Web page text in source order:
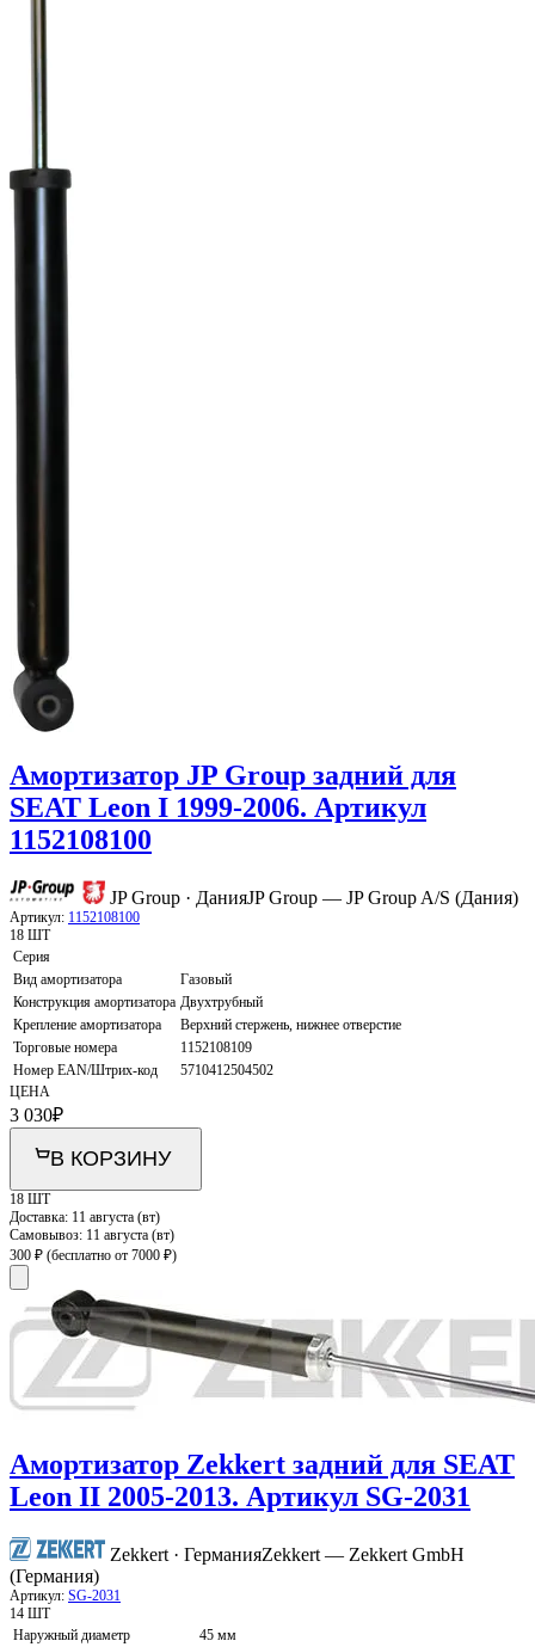
Амортизатор JP Group задний для
SEAT Leon I 1999-2006. Артикул
1152108100
JP Group · ДанияJP Group — JP Group A/S (Дания)
Артикул: 1152108100
18 ШТ
Серия
Вид амортизатора
Газовый
Конструкция амортизатора Двухтрубный
Крепление амортизатора
Верхний стержень, нижнее отверстие
Торговые номера
1152108109
Номер EAN/Штрих-код
5710412504502
ЦЕНА
3 030₽
В КОРЗИНУ
18 ШТ
Доставка: 11 августа (вт)
Самовывоз: 11 августа (вт)
300 ₽ (бесплатно от 7000 ₽)
Амортизатор Zekkert задний для SEAT
Leon II 2005-2013. Артикул SG-2031
Zekkert · ГерманияZekkert — Zekkert GmbH
(Германия)
Артикул: SG-2031
14 ШТ
Наружный диаметр
45 мм